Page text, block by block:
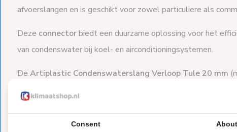
afvoerslangen en is geschikt voor zowel particuliere als
Deze connectorbiedt een duurzame oplossing voor het
van condenswater bij koel- en airconditioningsystemen.
De Artiplastic Condenswaterslang Verloop Tule 20 mm
te combineren met de
afvoeren van condenswater in airco- en HVAC-installaties.
Consent